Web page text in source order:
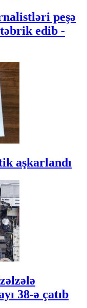
peşə
edib -
aşkarlandı
38-ə çatıb